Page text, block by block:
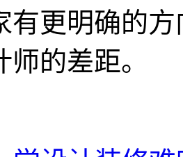
有更明确的
的差距。